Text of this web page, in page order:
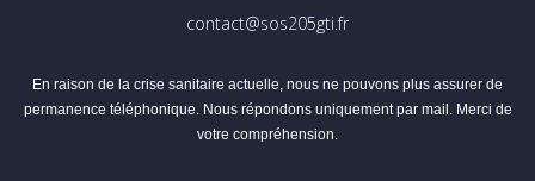
contact@sos205gti.fr
En raison de la crise sanitaire actuelle, nous ne pouvons plus assurer de
permanence téléphonique. Nous répondons uniquement par mail. Merci de
votre compréhension.